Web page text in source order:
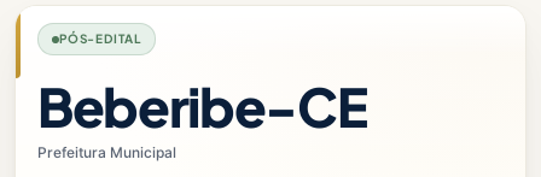
PÓS-EDITAL
Beberibe-CE
Prefeitura Municipal